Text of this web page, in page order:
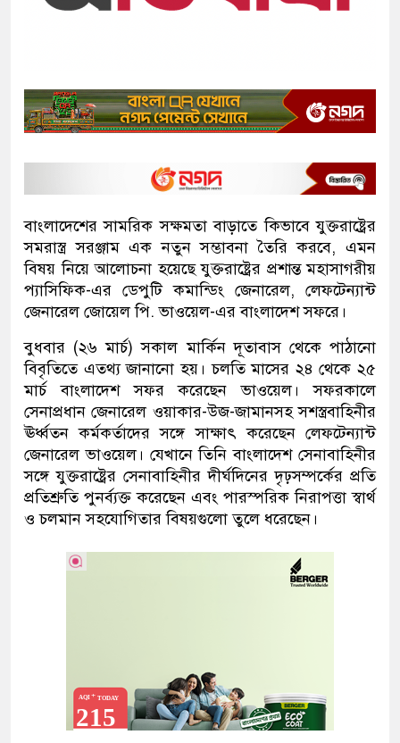
বাংলাদেশের সামরিক সক্ষমতা বাড়াতে কিভাবে যুক্তরাষ্ট্রের
সমরাস্ত্র সরঞ্জাম এক নতুন সম্ভাবনা তৈরি করবে, এমন
বিষয় নিয়ে আলোচনা হয়েছে যুক্তরাষ্ট্রের প্রশান্ত মহাসাগরীয়
প্যাসিফিক-এর ডেপুটি কমান্ডিং জেনারেল, লেফটেন্যান্ট
জেনারেল জোয়েল পি. ভাওয়েল-এর বাংলাদেশ সফরে।
বুধবার (২৬ মার্চ) সকাল মার্কিন দূতাবাস থেকে পাঠানো
বিবৃতিতে এতথ‍্য জানানো হয়। চলতি মাসের ২৪ থেকে ২৫
মার্চ বাংলাদেশ সফর করেছেন ভাওয়েল। সফরকালে
সেনাপ্রধান জেনারেল ওয়াকার-উজ-জামানসহ সশস্ত্রবাহিনীর
ঊর্ধ্বতন কর্মকর্তাদের সঙ্গে সাক্ষাৎ করেছেন লেফটেন্যান্ট
জেনারেল ভাওয়েল। যেখানে তিনি বাংলাদেশ সেনাবাহিনীর
সঙ্গে যুক্তরাষ্ট্রের সেনাবাহিনীর দীর্ঘদিনের দৃঢ়সম্পর্কের প্রতি
প্রতিশ্রুতি পুনর্ব্যক্ত করেছেন এবং পারস্পরিক নিরাপত্তা স্বার্থ
ও চলমান সহযোগিতার বিষয়গুলো তুলে ধরেছেন।